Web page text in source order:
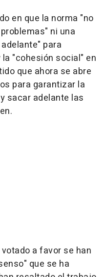
en que la norma "no
ni una
para
"cohesión social" en
que ahora se abre
para garantizar la
sacar adelante las
a favor se han
que se ha